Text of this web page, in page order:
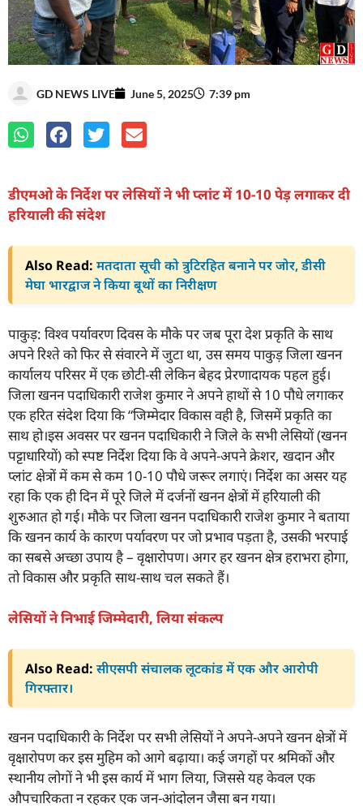
GD NEWS LIVE June 5, 2025 7:39 pm
डीएमओ के निर्देश पर लेसियों ने भी प्लांट में 10-10 पेड़ लगाकर दी
हरियाली की संदेश
Also Read: मतदाता सूची को त्रुटिरहित बनाने पर जोर, डीसी
मेघा भारद्वाज ने किया बूथों का निरीक्षण
पाकुड़: विश्व पर्यावरण दिवस के मौके पर जब पूरा देश प्रकृति के साथ
अपने रिश्ते को फिर से संवारने में जुटा था, उस समय पाकुड़ जिला खनन
कार्यालय परिसर में एक छोटी-सी लेकिन बेहद प्रेरणादायक पहल हुई।
जिला खनन पदाधिकारी राजेश कुमार ने अपने हाथों से 10 पौधे लगाकर
एक हरित संदेश दिया कि “जिम्मेदार विकास वही है, जिसमें प्रकृति का
साथ हो।इस अवसर पर खनन पदाधिकारी ने जिले के सभी लेसियों (खनन
पट्टाधारियों) को स्पष्ट निर्देश दिया कि वे अपने-अपने क्रेशर, खदान और
प्लांट क्षेत्रों में कम से कम 10-10 पौधे जरूर लगाएं। निर्देश का असर यह
रहा कि एक ही दिन में पूरे जिले में दर्जनों खनन क्षेत्रों में हरियाली की
शुरुआत हो गई। मौके पर जिला खनन पदाधिकारी राजेश कुमार ने बताया
कि खनन कार्य के कारण पर्यावरण पर जो प्रभाव पड़ता है, उसकी भरपाई
का सबसे अच्छा उपाय है – वृक्षारोपण। अगर हर खनन क्षेत्र हराभरा होगा,
तो विकास और प्रकृति साथ-साथ चल सकते हैं।
लेसियों ने निभाई जिम्मेदारी, लिया संकल्प
Also Read: सीएसपी संचालक लूटकांड में एक और आरोपी
गिरफ्तार।
खनन पदाधिकारी के निर्देश पर सभी लेसियों ने अपने-अपने खनन क्षेत्रों में
वृक्षारोपण कर इस मुहिम को आगे बढ़ाया। कई जगहों पर श्रमिकों और
स्थानीय लोगों ने भी इस कार्य में भाग लिया, जिससे यह केवल एक
औपचारिकता न रहकर एक जन-आंदोलन जैसा बन गया।